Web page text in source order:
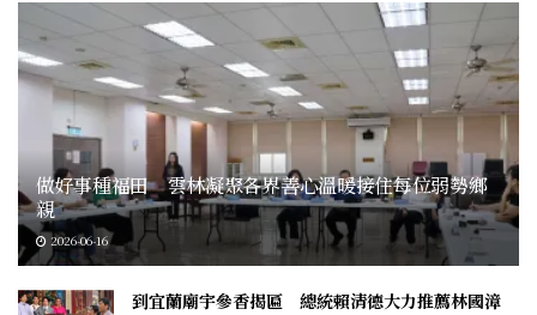
做好事種福田 雲林凝聚各界善心溫暖接住每位弱勢鄉
親
2026-06-16
到宜蘭廟宇參香揭匾 總統賴清德大力推薦林國漳